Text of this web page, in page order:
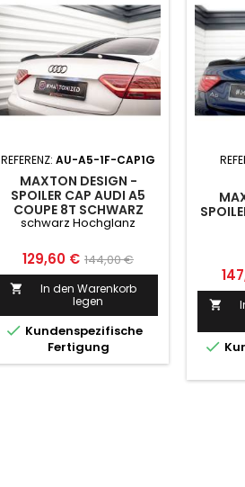
REFERENZ: AU-A5-1F-CAP1G
MAXTON DESIGN -
SPOILER CAP AUDI A5
COUPE 8T SCHWARZ
HOCHGLANZ
schwarz Hochglanz
Preis
129,60 € Normaler
Preis
144,00 €

In den Warenkorb
legen
 Kundenspezifische
Fertigung

